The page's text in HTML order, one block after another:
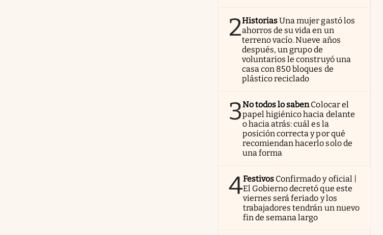
2HistoriasUna mujer gastó los
ahorros de su vida en un
terreno vacío. Nueve años
después, un grupo de
voluntarios le construyó una
casa con 850 bloques de
plástico reciclado
3No todos lo sabenColocar el
papel higiénico hacia delante
o hacia atrás: cuál es la
posición correcta y por qué
recomiendan hacerlo solo de
una forma
4Festivos Confirmado y oficial |
El Gobierno decretó que este
viernes será feriado y los
trabajadores tendrán un nuevo
fin de semana largo